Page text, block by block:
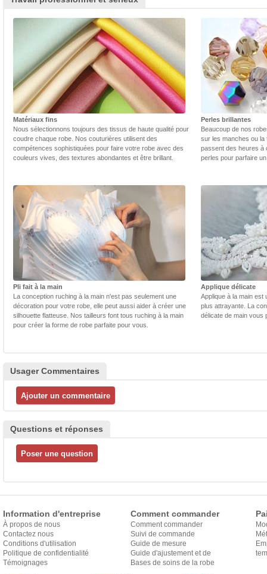
Matériaux fins
Nous sélectionnons toujours des tissus de haute qualité pour
coudre chaque robe. Nos couturières utilisent des
compétences sophistiquées pour faire votre robe avec des
couleurs vives, des textures abondantes et être brillant.
Perles brillantes
Beaucoup de nos
sur les manches ou la
passent des heures à
perles pour parfaire
Pli fait à la main
La conception ruching à la main n'est pas seulement une
décoration pour votre robe, elle peut aussi aider à créer une
silhouette flatteuse. Nos tailleurs font tous ruching à la main
pour créer la forme de robe parfaite pour vous.
Applique délicate
Applique à la main est
plus attrayante. La
délicate de main vous
Usager Commentaires
Questions et réponses
Information d'entreprise
À propos de nous
Contactez nous
Conditions d'utilisation
Politique de confidentialité
Témoignages
Comment commander
Comment commander
Suivi de commande
Guide de mesure
Guide d'ajustement et de
style
Bases de soins de la robe